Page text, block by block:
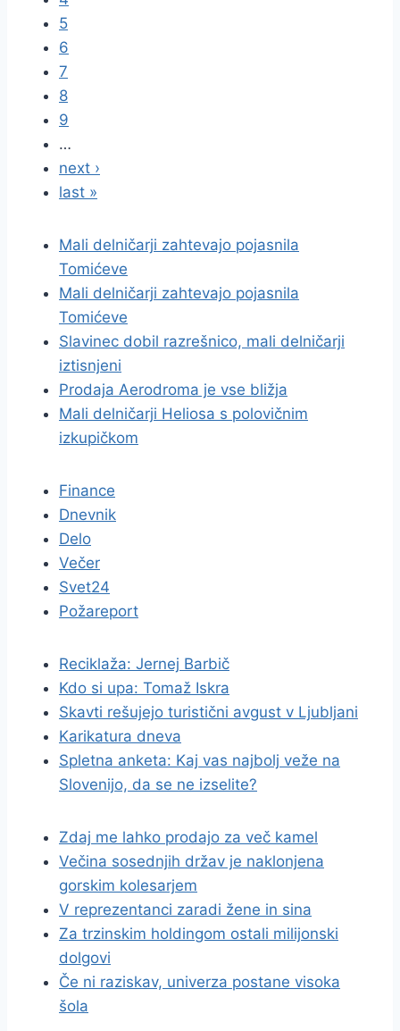
5
6
7
8
9
…
next ›
last »
Mali delničarji zahtevajo pojasnila
Tomićeve
Mali delničarji zahtevajo pojasnila
Tomićeve
Slavinec dobil razrešnico, mali delničarji
iztisnjeni
Prodaja Aerodroma je vse bližja
Mali delničarji Heliosa s polovičnim
izkupičkom
Finance
Dnevnik
Delo
Večer
Svet24
Požareport
Reciklaža: Jernej Barbič
Kdo si upa: Tomaž Iskra
Skavti rešujejo turistični avgust v Ljubljani
Karikatura dneva
Spletna anketa: Kaj vas najbolj veže na
Slovenijo, da se ne izselite?
Zdaj me lahko prodajo za več kamel
Večina sosednjih držav je naklonjena
gorskim kolesarjem
V reprezentanci zaradi žene in sina
Za trzinskim holdingom ostali milijonski
dolgovi
Če ni raziskav, univerza postane visoka
šola